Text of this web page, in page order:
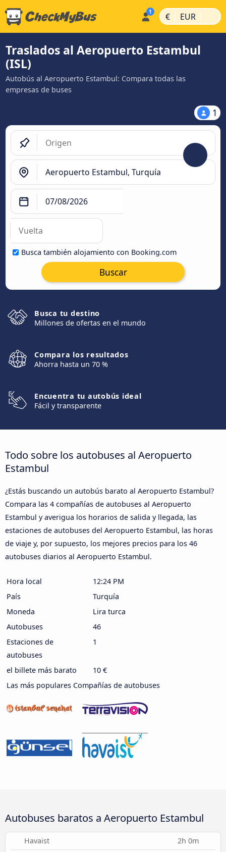
€ | EUR |
Traslados al Aeropuerto Estambul
(ISL)
Autobús al Aeropuerto Estambul: Compara todas las
empresas de buses
1
Busca también alojamiento con Booking.com
Buscar
Busca tu destino
Millones de ofertas en el mundo
Compara los resultados
Ahorra hasta un 70 %
Encuentra tu autobús ideal
Fácil y transparente
Todo sobre los autobuses al Aeropuerto
Estambul
¿Estás buscando un autobús barato al Aeropuerto Estambul?
Compara las 4 compañías de autobuses al Aeropuerto
Estambul y averigua los horarios de salida y llegada, las
estaciones de autobuses del Aeropuerto Estambul, las horas
de viaje y, por supuesto, los mejores precios para los 46
autobuses diarios al Aeropuerto Estambul.
Hora local
12:24 PM
País
Turquía
Moneda
Lira turca
Autobuses
46
Estaciones de
autobuses
1
el billete más barato
10 €
Las más populares Compañías de autobuses
Autobuses baratos a Aeropuerto Estambul
Havaist 2h 0m